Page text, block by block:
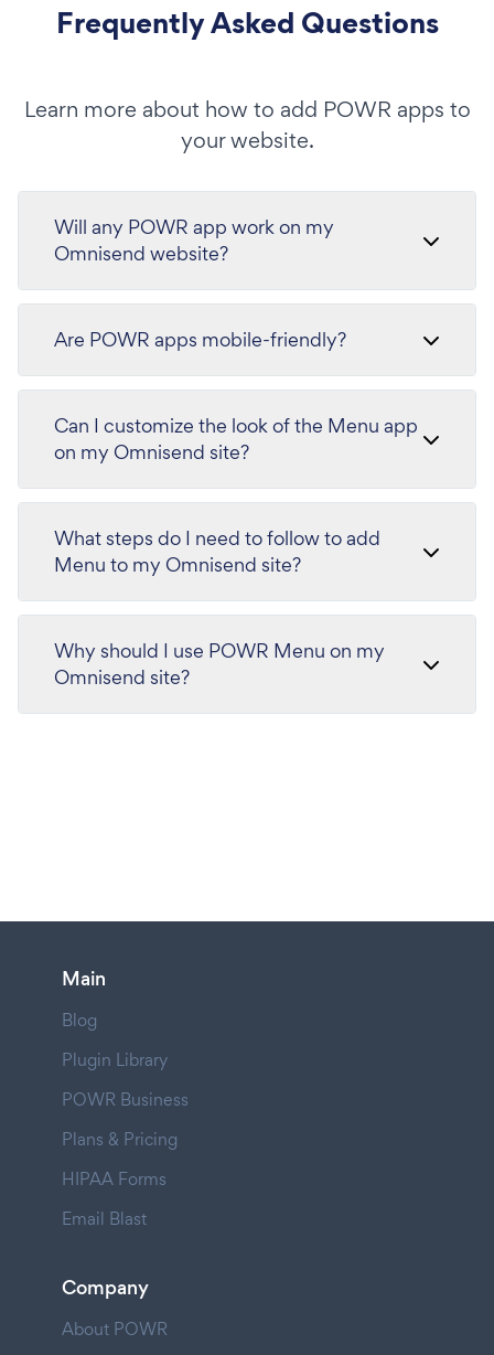
Frequently Asked Questions
Learn more about how to add POWR apps to
your website.
Will any POWR app work on my
Omnisend website?
Are POWR apps mobile-friendly?
Can I customize the look of the Menu app
on my Omnisend site?
What steps do I need to follow to add
Menu to my Omnisend site?
Why should I use POWR Menu on my
Omnisend site?
Main
Blog
Plugin Library
POWR Business
Plans & Pricing
HIPAA Forms
Email Blast
Company
About POWR